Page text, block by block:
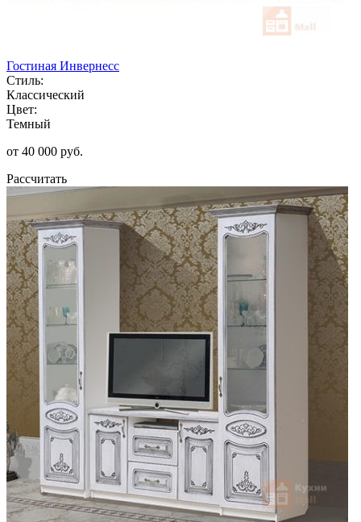
Гостиная Инвернесс
Стиль:
Классический
Цвет:
Темный
от 40 000 руб.
Рассчитать